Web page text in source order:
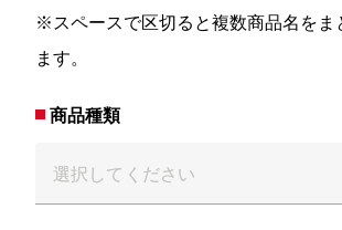
※スペースで区切ると複数商品名をま
ます。
商品種類